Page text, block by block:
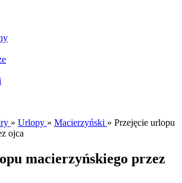
» Urlopy » Macierzyński » Przejęcie urlopu
ojca
macierzyńskiego przez